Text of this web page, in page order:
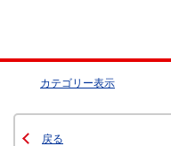
カテゴリー表示
戻る